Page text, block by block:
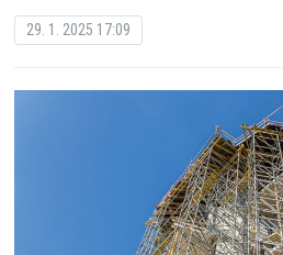
29. 1. 2025 17:09